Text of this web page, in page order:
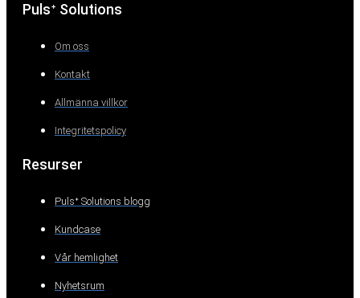
Pulsᐩ Solutions
Om oss
Kontakt
Allmänna villkor
Integritetspolicy
Resurser
Pulsᐩ Solutions blogg
Kundcase
Vår hemlighet
Nyhetsrum